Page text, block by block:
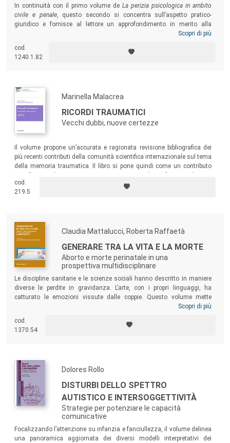
In continuità con il primo volume de La perizia psicologica in ambito
civile e penale,
questo secondo si concentra sull’aspetto pratico-
giuridico e fornisce al lettore un approfondimento in merito alla
strutturazione della perizia come strumento concreto attraverso il
riferimento destinato ai giovani professionisti che si avvicinano al
mondo peritale, ma utile anche per i colleghi più esperti provenienti da
Scopri di più
cod.
1240.1.82
Marinella Malacrea
RICORDI TRAUMATICI
Vecchi dubbi, nuove certezze
Il volume propone un’accurata e ragionata revisione bibliografica dei
più recenti contributi della comunità scientifica internazionale sul tema
della memoria traumatica. Il libro si pone quindi come un contributo
rivolte ai pazienti vittime di traumi complessi, ma anche per chi, con
competenze psicologiche, si occupa di queste tematiche in ambito
cod.
219.5
Claudia Mattalucci, Roberta Raffaetà
GENERARE TRA LA VITA E LA MORTE
Aborto e morte perinatale in una
prospettiva multidisciplinare
Le discipline sanitarie e le scienze sociali hanno descritto in maniere
diverse le perdite in gravidanza. L’arte, con i propri linguaggi, ha
catturato le emozioni vissute dalle coppie. Questo volume mette
insieme queste diverse prospettive attraverso contributi che riflettono
medico, psicologico e statistico, rappresentando le esperienze di
perdita anche attraverso la poesia e la fotografia.
Scopri di più
cod.
1370.54
Dolores Rollo
DISTURBI DELLO SPETTRO
AUTISTICO E INTERSOGGETTIVITÀ
Strategie per potenziare le capacità
comunicative
Focalizzando l’attenzione su infanzia e fanciullezza, il volume delinea
una panoramica aggiornata dei diversi modelli interpretativi dei